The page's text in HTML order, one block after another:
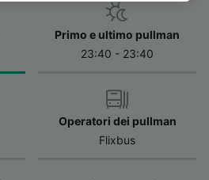
Primo e ultimo pullman
23:40 - 23:40
Operatori dei pullman
Flixbus
privacy. Queste scelte
ai nostri partner e non
sulla navigazione. I tuoi
ci hai fornito il consenso
trattiamo i dati per